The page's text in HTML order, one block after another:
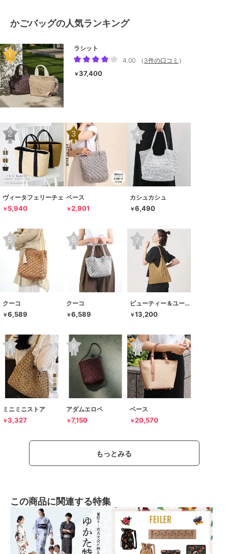
かごバッグの人気ランキング
ラシット
4.00
（ 3件の口コミ ）
￥37,400
ヴィータフェリーチェ
￥ 5,940
ベース
￥2,901
カシュカシュ
￥6,490
クーコ
￥6,589
クーコ
￥6,589
ビューティー＆ユース ユナイテッドアローズ
￥13,200
ミニミニストア
￥3,327
アダムエロペ
￥7,150
ベース
￥20,570
もっとみる
この商品に関連する特集